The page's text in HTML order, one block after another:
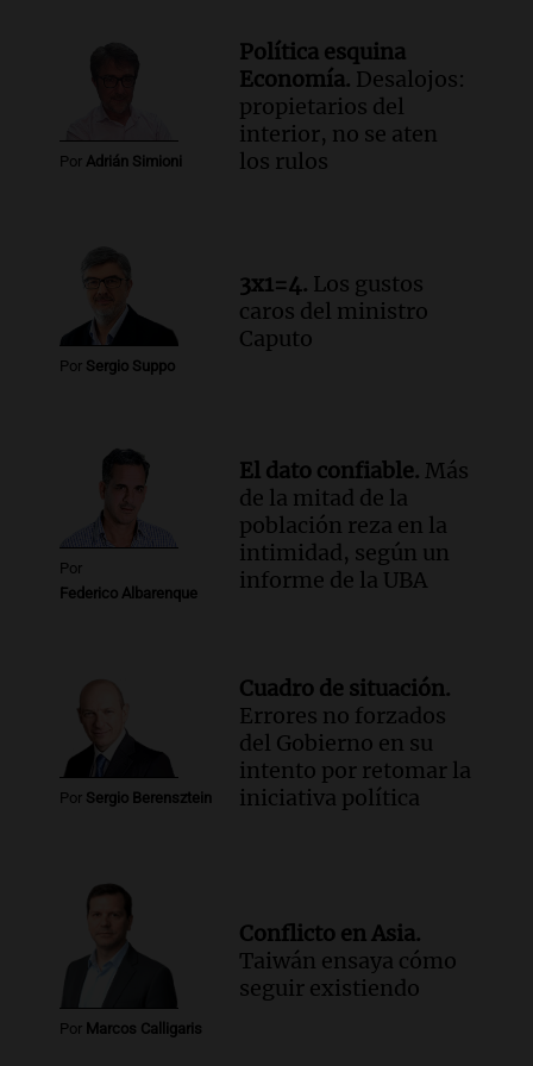
Audio.Solicitan quiebra de Lebron
Group en medio de una investigación
por estafa piramidal millonaria
Panorama Federal
Episodios
mediante delivery
Panorama Federal
Episodios
Por Adrián Simioni
Política esquina
Economía. Desalojos:
propietarios del
interior, no se aten
los rulos
Por Sergio Suppo
3x1=4. Los gustos
caros del ministro
Caputo
Por
Federico Albarenque
El dato confiable. Más
de la mitad de la
población reza en la
intimidad, según un
informe de la UBA
Por Sergio Berensztein
Cuadro de situación.
Errores no forzados
del Gobierno en su
intento por retomar la
iniciativa política
Por Marcos Calligaris
Conflicto en Asia.
Taiwán ensaya cómo
seguir existiendo